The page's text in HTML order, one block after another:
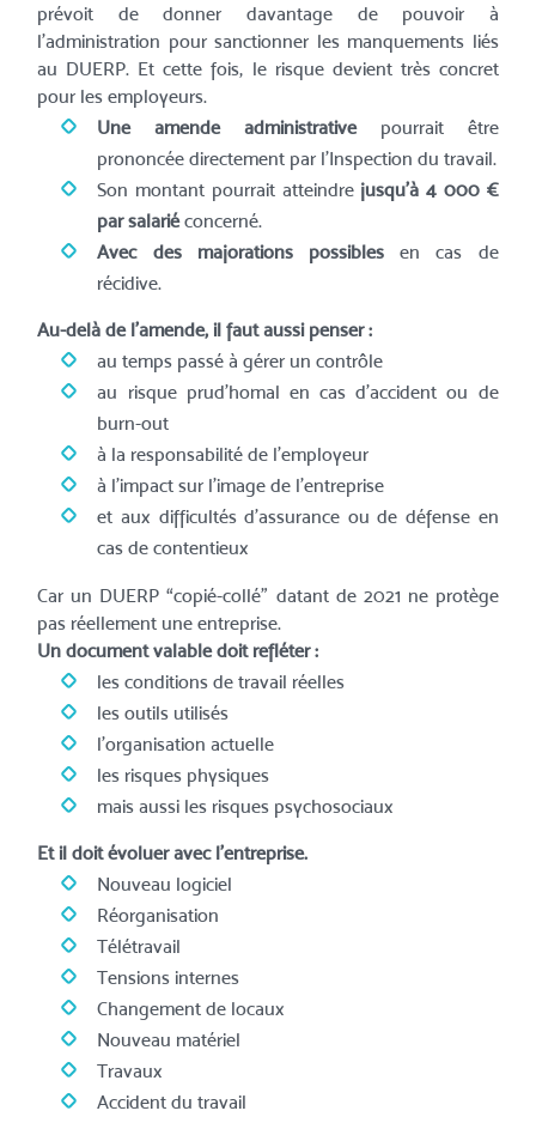
prévoit de donner davantage de pouvoir à
l’administration pour sanctionner les manquements liés
au DUERP. Et cette fois, le risque devient très concret
pour les employeurs.
Une amende administrative pourrait être
prononcée directement par l’Inspection du travail.
Son montant pourrait atteindrejusqu’à 4 000 €
par salariéconcerné.
Avec des majorations possibles en cas de
récidive.
Au-delà de l’amende, il faut aussi penser :
au temps passé à gérer un contrôle
au risque prud’homal en cas d’accident ou de
burn-out
à la responsabilité de l’employeur
à l’impact sur l’image de l’entreprise
et aux difficultés d’assurance ou de défense en
cas de contentieux
Car un DUERP “copié-collé” datant de 2021 ne protège
pas réellement une entreprise.
Un document valable doit refléter :
les conditions de travail réelles
les outils utilisés
l’organisation actuelle
les risques physiques
mais aussi les risques psychosociaux
Et il doit évoluer avec l’entreprise.
Nouveau logiciel
Réorganisation
Télétravail
Tensions internes
Changement de locaux
Nouveau matériel
Travaux
Accident du travail